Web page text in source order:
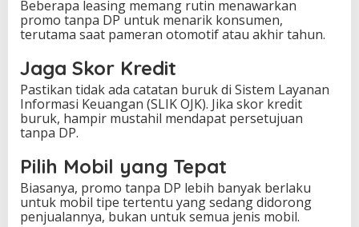
Beberapa leasing memang rutin menawarkan
promo tanpa DP untuk menarik konsumen,
terutama saat pameran otomotif atau akhir tahun.
Jaga Skor Kredit
Pastikan tidak ada catatan buruk di Sistem Layanan
Informasi Keuangan (SLIK OJK). Jika skor kredit
buruk, hampir mustahil mendapat persetujuan
tanpa DP.
Pilih Mobil yang Tepat
Biasanya, promo tanpa DP lebih banyak berlaku
untuk mobil tipe tertentu yang sedang didorong
penjualannya, bukan untuk semua jenis mobil.